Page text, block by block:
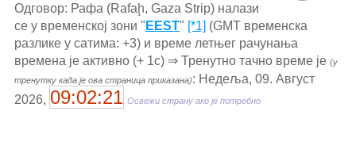
Одговор: Рафа (Rafaḩ, Gaza Strip) налази
се у временској зони " EEST" [*1] (GMT временска
разлике у сатима: +3) и време летњег рачунања
времена је активно (+ 1с) ⇒ Тренутно тачно време је (у
тренутку када је ова страница приказана): Недеља, 09. Август
2026, 09:02:21 Освежи страну ако је потребно